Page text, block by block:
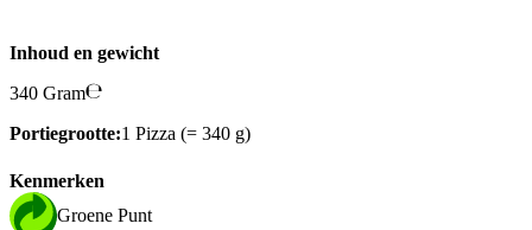
Inhoud en gewicht
340 Gram
Portiegrootte:1 Pizza (= 340 g)
Kenmerken
Groene Punt